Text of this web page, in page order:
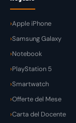
Apple iPhone
Samsung Galaxy
Notebook
PlayStation 5
Smartwatch
Offerte del Mese
Carta del Docente